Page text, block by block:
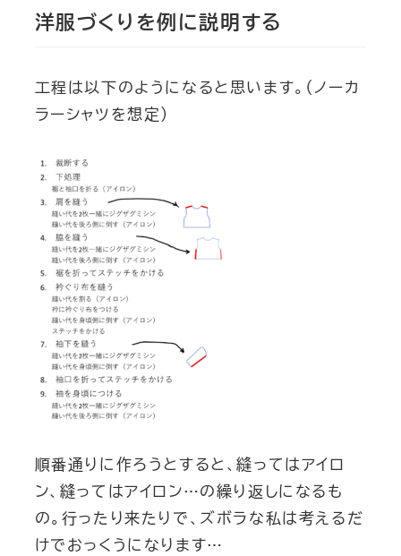
洋服づくりを例に説明する
工程は以下のようになると思います。（ノーカ
ラーシャツを想定）
順番通りに作ろうとすると、縫ってはアイロ
ン、縫ってはアイロン…の繰り返しになるも
の。行ったり来たりで、ズボラな私は考えるだ
けでおっくうになります…